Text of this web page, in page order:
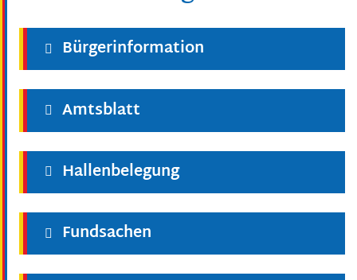
Bürgerinformation
Amtsblatt
Hallenbelegung
Fundsachen